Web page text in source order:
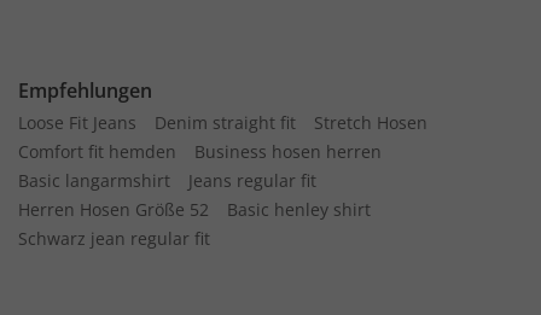
Empfehlungen
Loose Fit Jeans Denim straight fit
Stretch Hosen
Comfort fit hemden
Business hosen herren
Basic langarmshirt
Jeans regular fit
Herren Hosen Größe 52
Basic henley shirt
Schwarz jean regular fit